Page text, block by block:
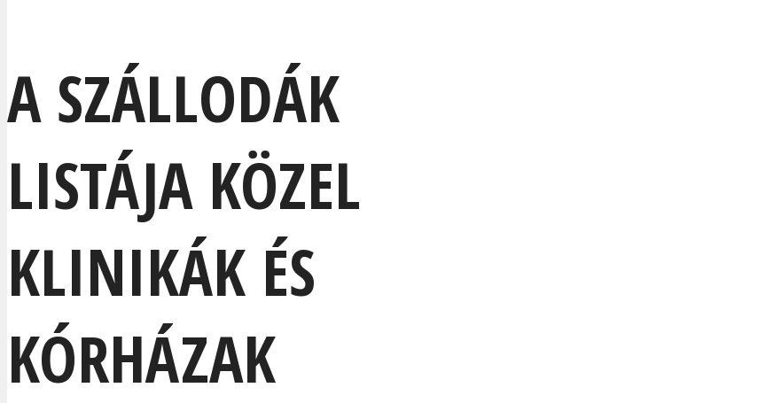
A SZÁLLODÁK
LISTÁJA KÖZEL
KLINIKÁK ÉS
KÓRHÁZAK